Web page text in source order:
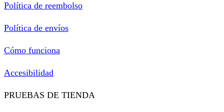
Política de reembolso
Política de envíos
Cómo funciona
Accesibilidad
PRUEBAS DE TIENDA